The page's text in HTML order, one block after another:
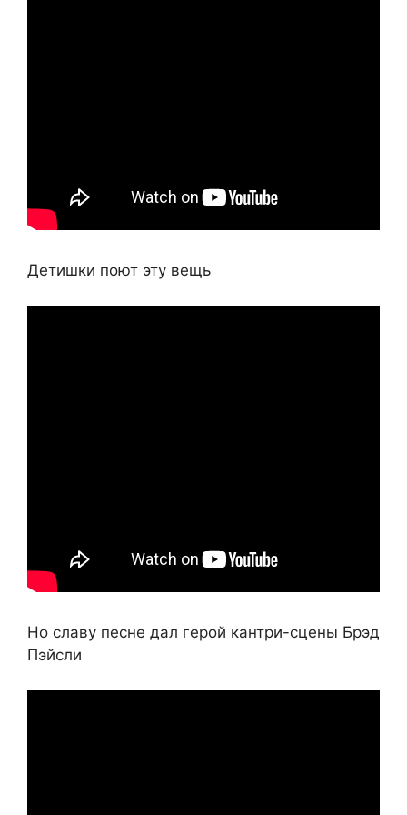
Детишки поют эту вещь
Но славу песне дал герой кантри-сцены Брэд
Пэйсли